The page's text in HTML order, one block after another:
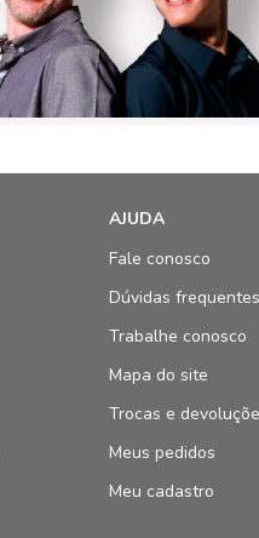
AJUDA
Fale conosco
Dúvidas frequentes
Trabalhe conosco
Mapa do site
Trocas e
Meus pedidos
Meu cadastro